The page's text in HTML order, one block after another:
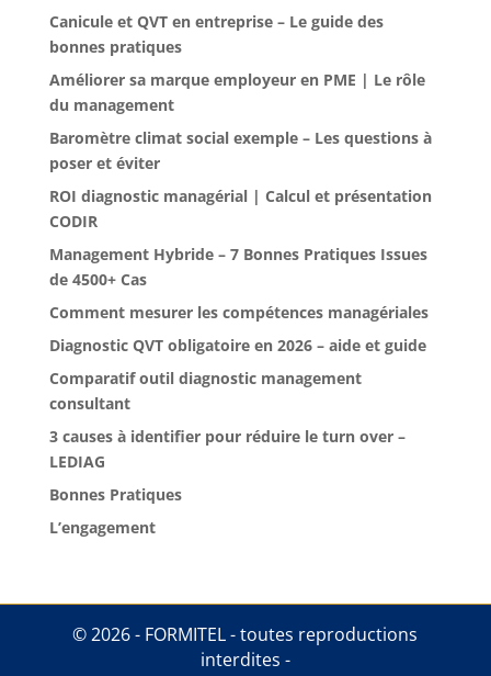
Canicule et QVT en entreprise – Le guide des
bonnes pratiques
Améliorer sa marque employeur en PME | Le rôle
du management
Baromètre climat social exemple – Les questions à
poser et éviter
ROI diagnostic managérial | Calcul et présentation
CODIR
Management Hybride – 7 Bonnes Pratiques Issues
de 4500+ Cas
Comment mesurer les compétences managériales
Diagnostic QVT obligatoire en 2026 – aide et guide
Comparatif outil diagnostic management
consultant
3 causes à identifier pour réduire le turn over –
LEDIAG
Bonnes Pratiques
L’engagement
© 2026 - FORMITEL - toutes reproductions
interdites -